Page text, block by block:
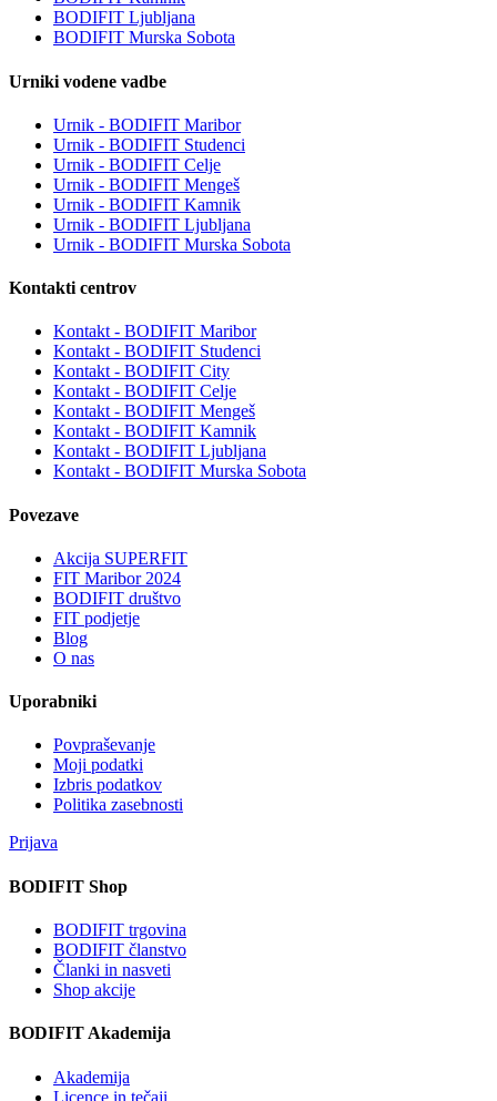
BODIFIT Ljubljana
BODIFIT Murska Sobota
Urniki vodene vadbe
Urnik - BODIFIT Maribor
Urnik - BODIFIT Studenci
Urnik - BODIFIT Celje
Urnik - BODIFIT Mengeš
Urnik - BODIFIT Kamnik
Urnik - BODIFIT Ljubljana
Urnik - BODIFIT Murska Sobota
Kontakti centrov
Kontakt - BODIFIT Maribor
Kontakt - BODIFIT Studenci
Kontakt - BODIFIT City
Kontakt - BODIFIT Celje
Kontakt - BODIFIT Mengeš
Kontakt - BODIFIT Kamnik
Kontakt - BODIFIT Ljubljana
Kontakt - BODIFIT Murska Sobota
Povezave
Akcija SUPERFIT
FIT Maribor 2024
BODIFIT društvo
FIT podjetje
Blog
O nas
Uporabniki
Povpraševanje
Moji podatki
Izbris podatkov
Politika zasebnosti
Prijava
BODIFIT Shop
BODIFIT trgovina
BODIFIT članstvo
Članki in nasveti
Shop akcije
BODIFIT Akademija
Akademija
Licence in tečaji